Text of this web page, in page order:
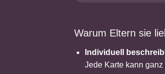
Warum Eltern sie
Individuell
Jede Karte kann